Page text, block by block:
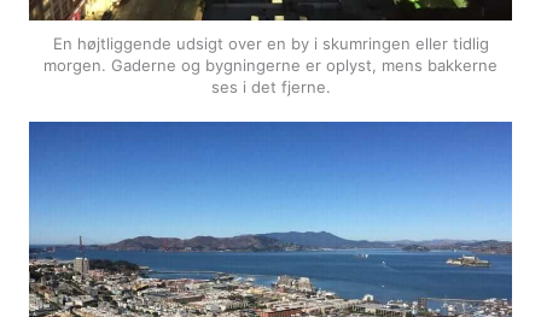
En højtliggende udsigt over en by i skumringen eller tidlig
morgen. Gaderne og bygningerne er oplyst, mens bakkerne
ses i det fjerne.